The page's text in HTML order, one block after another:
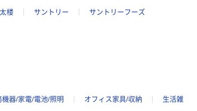
楼 サントリー サントリーフーズ
機器/家電/電池/照明 オフィス家具/収納
生活雑